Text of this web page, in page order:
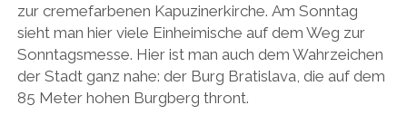
zur cremefarbenen Kapuzinerkirche. Am Sonntag
sieht man hier viele Einheimische auf dem Weg zur
Sonntagsmesse. Hier ist man auch dem Wahrzeichen
der Stadt ganz nahe: der Burg Bratislava, die auf dem
85 Meter hohen Burgberg thront.